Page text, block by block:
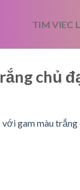
TIM VIEC
chủ
với gam màu